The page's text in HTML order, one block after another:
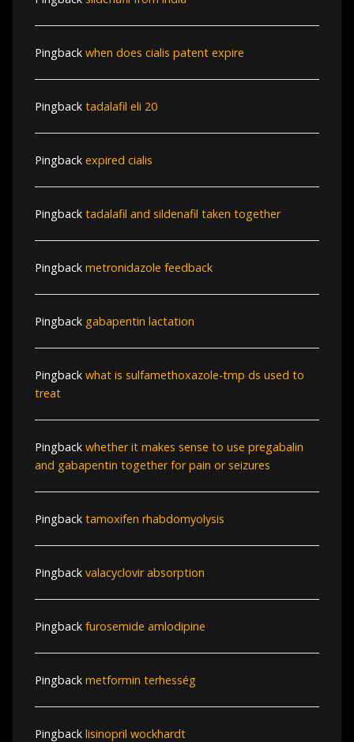
Pingback when does cialis patent expire
Pingback tadalafil eli 20
Pingback expired cialis
Pingback tadalafil and sildenafil taken together
Pingback metronidazole feedback
Pingback gabapentin lactation
Pingback what is sulfamethoxazole-tmp ds used to
treat
Pingback whether it makes sense to use pregabalin
and gabapentin together for pain or seizures
Pingback tamoxifen rhabdomyolysis
Pingback valacyclovir absorption
Pingback furosemide amlodipine
Pingback metformin terhesség
Pingback lisinopril wockhardt